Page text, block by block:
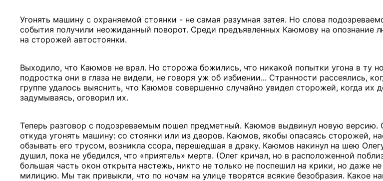
Угонять машину с охраняемой стоянки - не самая разумная затея. Но слова
события получили неожиданный поворот. Среди предъявленных Каюмову на опознание
на сторожей автостоянки.
Выходило, что Каюмов не врал. Но сторожа божились, что никакой попытки угона в ту
подростка они в глаза не видели, не говоря уж об избиении... Странности рассеялись,
группе удалось выяснить, что Каюмов совершенно случайно увидел сторожей, когда их
задумываясь, оговорил их.
Теперь разговор с подозреваемым пошел предметный. Каюмов выдвинул новую версию.
откуда угонять машину: со стоянки или из дворов. Каюмов, якобы опасаясь сторожей,
обзывать его трусом, возникла ссора, перешедшая в драку. Каюмов накинул на шею
душил, пока не убедился, что «приятель» мертв. (Олег кричал, но в расположенной
большая часть окон открыта настежь, никто не только не поспешил на крики, но даже
милицию. Мы так привыкли, что по ночам на улице творятся всякие безобразия. Какое